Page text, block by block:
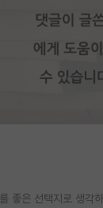
좋은 선택지로 생각